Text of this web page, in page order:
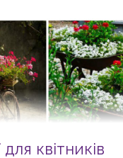
для квітників